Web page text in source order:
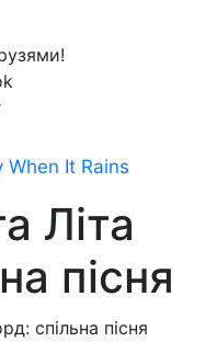
It Rains
Літа
пісня